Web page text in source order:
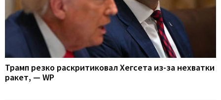
Трамп резко раскритиковал Хегсета из-за нехватки
ракет, — WP